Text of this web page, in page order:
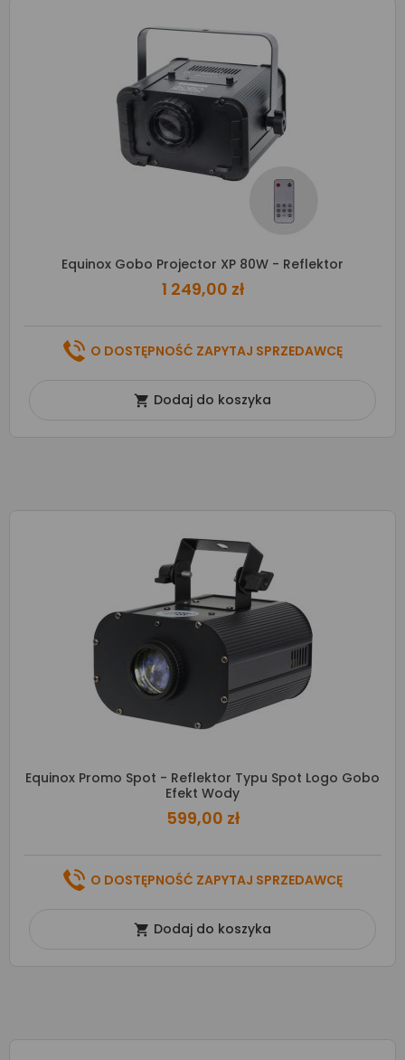
Equinox Gobo Projector XP 80W - Reflektor
1 249,00 zł
O DOSTĘPNOŚĆ ZAPYTAJ SPRZEDAWCĘ
 Dodaj do koszyka
Equinox Promo Spot - Reflektor Typu Spot Logo Gobo
Efekt Wody
599,00 zł
O DOSTĘPNOŚĆ ZAPYTAJ SPRZEDAWCĘ
 Dodaj do koszyka